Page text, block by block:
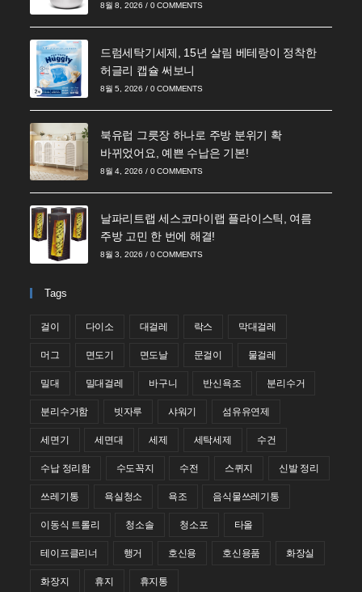
8월 8, 2026 / 0 COMMENTS
드럼세탁기세제, 15년 살림 베테랑이 정착한
허글리 캡슐 써보니
8월 5, 2026 / 0 COMMENTS
북유럽 그릇장 하나로 주방 분위기 확
바뀌었어요, 예쁜 수납은 기본!
8월 4, 2026 / 0 COMMENTS
날파리트랩 세스코마이랩 플라이스틱, 여름
주방 고민 한 번에 해결!
8월 3, 2026 / 0 COMMENTS
Tags
걸이 다이소 대걸레 락스 막대걸레
머그 면도기 면도날 문걸이 물걸레
밀대 밀대걸레 바구니 반신욕조 분리수거
분리수거함 빗자루 샤워기 섬유유연제
세면기 세면대 세제 세탁세제 수건
수납 정리함 수도꼭지 수전 스퀴지 신발 정리
쓰레기통 욕실청소 욕조 음식물쓰레기통
이동식 트롤리 청소솔 청소포 타올
테이프클리너 행거 호신용 호신용품 화장실
화장지 휴지 휴지통